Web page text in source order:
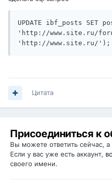
UPDATE ibf_posts SET
'http://www.site.ru/
'http://www.site.ru/');
Цитата
Присоединиться к
Вы можете ответить сейчас, а
Если у вас уже есть аккаунт,
своего имени.